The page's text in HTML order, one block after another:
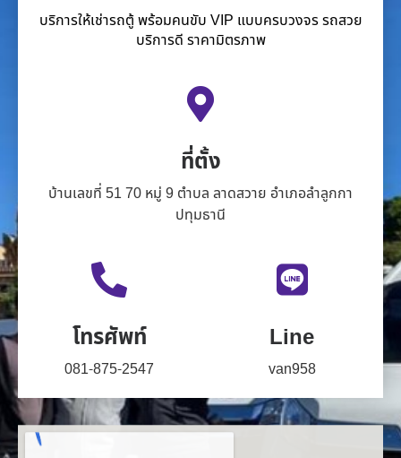
บริการให้เช่ารถตู้ พร้อมคนขับ VIP แบบครบวงจร รถสวย
บริการดี ราคามิตรภาพ
ที่ตั้ง
บ้านเลขที่ 51 70 หมู่ 9 ตำบล ลาดสวาย อำเภอลำลูกกา
ปทุมธานี
โทรศัพท์
081-875-2547
Line
van958